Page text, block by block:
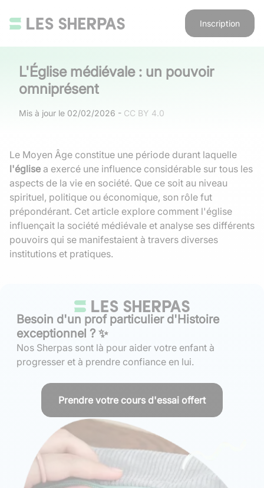
Inscription
L'Église médiévale : un pouvoir
omniprésent
Mis à jour le 02/02/2026 - CC BY 4.0
Le Moyen Âge constitue une période durant laquelle
l'église a exercé une influence considérable sur tous les
aspects de la vie en société. Que ce soit au niveau
spirituel, politique ou économique, son rôle fut
prépondérant. Cet article explore comment l'église
influençait la société médiévale et analyse ses différents
pouvoirs qui se manifestaient à travers diverses
institutions et pratiques.
Besoin d'un prof particulier d'Histoire
exceptionnel ? ✨
Nos Sherpas sont là pour aider votre enfant à
progresser et à prendre confiance en lui.
Prendre votre cours d'essai offert